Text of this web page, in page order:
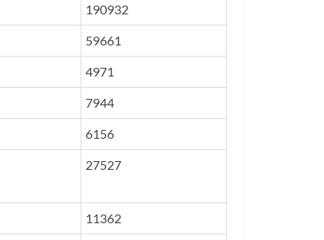
190932
59661
4971
7944
6156
27527
11362